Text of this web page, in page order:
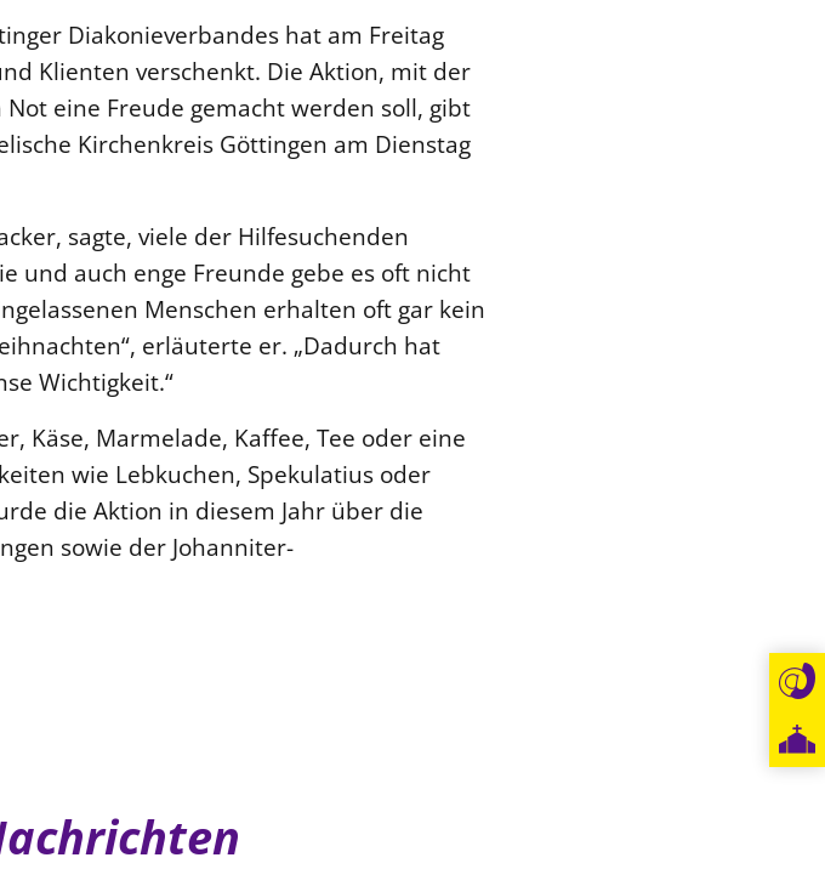
Diakonieverbandes hat am Freitag
Klienten verschenkt. Die Aktion, mit der
eine Freude gemacht werden soll, gibt
Kirchenkreis Göttingen am Dienstag
sagte, viele der Hilfesuchenden
und auch enge Freunde gebe es oft nicht
Menschen erhalten oft gar kein
erläuterte er. „Dadurch hat
Wichtigkeit.“
Käse, Marmelade, Kaffee, Tee oder eine
wie Lebkuchen, Spekulatius oder
die Aktion in diesem Jahr über die
sowie der Johanniter-